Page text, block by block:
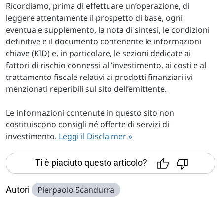
Ricordiamo, prima di effettuare un’operazione, di
leggere attentamente il prospetto di base, ogni
eventuale supplemento, la nota di sintesi, le condizioni
definitive e il documento contenente le informazioni
chiave (KID) e, in particolare, le sezioni dedicate ai
fattori di rischio connessi all’investimento, ai costi e al
trattamento fiscale relativi ai prodotti finanziari ivi
menzionati reperibili sul sito dell’emittente.
Le informazioni contenute in questo sito non
costituiscono consigli né offerte di servizi di
investimento. Leggi il Disclaimer »
Ti è piaciuto questo articolo?
Autori Pierpaolo Scandurra